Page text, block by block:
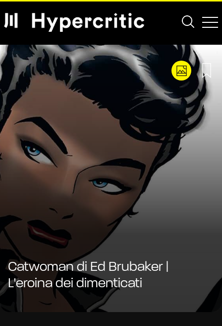
Catwoman di Ed Brubaker |
L'eroina dei dimenticati